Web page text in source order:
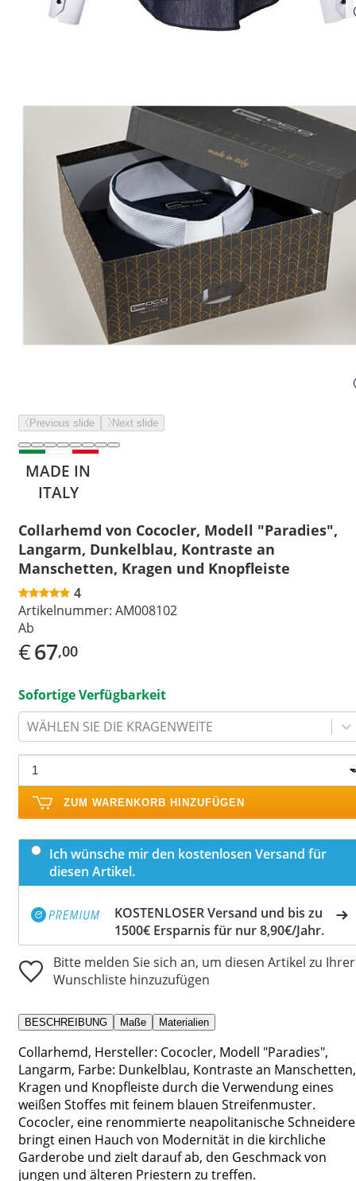
Previous slide Next slide
MADE IN
ITALY
Collarhemd von Cococler, Modell "Paradies",
Langarm, Dunkelblau, Kontraste an
Manschetten, Kragen und Knopfleiste
4
Artikelnummer: AM008102
Ab
€67,00
Sofortige Verfügbarkeit
WÄHLEN SIE DIE KRAGENWEITE
ZUM WARENKORB HINZUFÜGEN
Ich wünsche mir den kostenlosen Versand für
diesen Artikel.
KOSTENLOSER Versand und bis zu
1500€ Ersparnis für nur 8,90€/Jahr.
Bitte melden Sie sich an, um diesen Artikel zu Ihrer
Wunschliste hinzuzufügen
BESCHREIBUNG Maße Materialien
Collarhemd, Hersteller: Cococler, Modell "Paradies",
Langarm, Farbe: Dunkelblau, Kontraste an Manschetten,
Kragen und Knopfleiste durch die Verwendung eines
weißen Stoffes mit feinem blauen Streifenmuster.
Cococler, eine renommierte neapolitanische
bringt einen Hauch von Modernität in die kirchliche
Garderobe und zielt darauf ab, den Geschmack von
jungen und älteren Priestern zu treffen.